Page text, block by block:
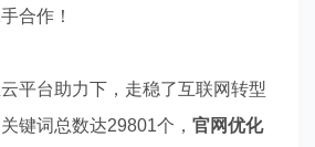
合作！
平台助力下，走稳了互联网转型
键词总数达29801个， 官网优化